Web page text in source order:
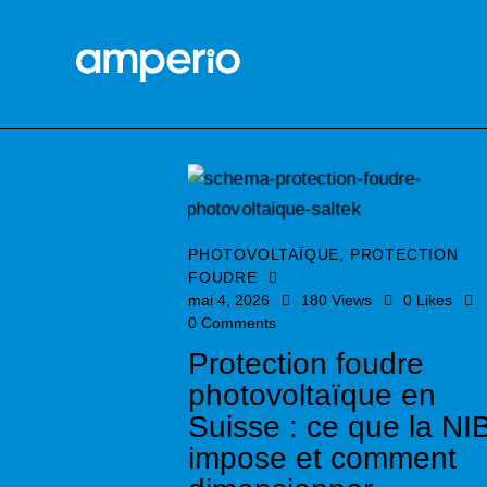
PHOTOVOLTAÏQUE
PROTECTION
FOUDRE
mai 4, 2026
180 Views 0 Likes
0 Comments
Protection foudre
photovoltaïque en
Suisse : ce que la
impose et comment